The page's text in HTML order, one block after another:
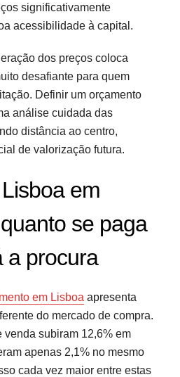
significativamente
acessibilidade à capital.
dos preços coloca
desafiante para quem
Definir um orçamento
análise cuidada das
distância ao centro,
de valorização futura.
em
se paga
a procura
em Lisboa apresenta
do mercado de compra.
venda subiram 12,6% em
apenas 2,1% no mesmo
cada vez maior entre estas